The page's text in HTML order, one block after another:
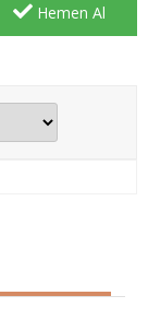
Hemen Al